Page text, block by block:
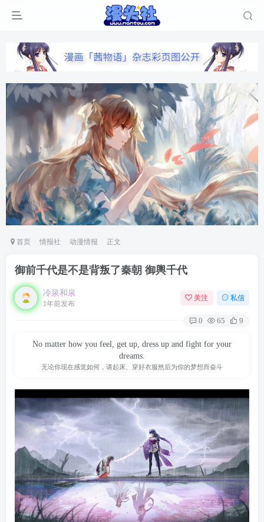
首页 情报社 动漫情报 正文
御前千代是不是背叛了秦朝 御輿千代
冷泉和泉
1年前发布
关注 私信
0 65 9
No matter how you feel, get up, dress up and fight for your
dreams.
无论你现在感觉如何，请起床、穿好衣服然后为你的梦想而奋斗